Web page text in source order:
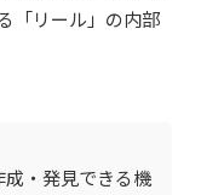
「リール」の内部
・発見できる機